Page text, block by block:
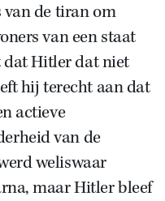
de tiran om
van een staat
dat Hitler dat niet
hij terecht aan dat
actieve
van de
weliswaar
maar Hitler bleef